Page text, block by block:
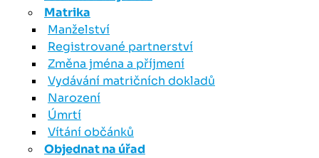
Matrika
Manželství
Registrované partnerství
Změna jména a příjmení
Vydávání matričních dokladů
Narození
Úmrtí
Vítání občánků
Objednat na úřad